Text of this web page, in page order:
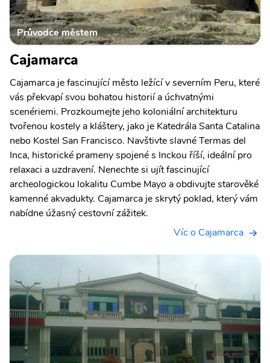
Průvodce městem
Cajamarca
Cajamarca je fascinující město ležící v severním Peru, které
vás překvapí svou bohatou historií a úchvatnými
scenériemi. Prozkoumejte jeho koloniální architekturu
tvořenou kostely a kláštery, jako je Katedrála Santa Catalina
nebo Kostel San Francisco. Navštivte slavné Termas del
Inca, historické prameny spojené s Inckou říší, ideální pro
relaxaci a uzdravení. Nenechte si ujít fascinující
archeologickou lokalitu Cumbe Mayo a obdivujte starověké
kamenné akvadukty. Cajamarca je skrytý poklad, který vám
nabídne úžasný cestovní zážitek.
Víc o Cajamarca